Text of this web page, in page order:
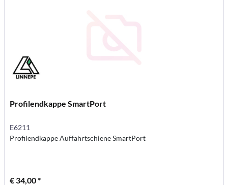
Profilendkappe SmartPort
E6211
Profilendkappe Auffahrtschiene SmartPort
€ 34,00 *